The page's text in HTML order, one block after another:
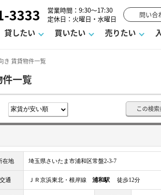
3333
営業時間：9:30～17:30
定休日：火曜日・水曜日
問い合
町名から探す 駐車場を探す
れ よくある質問 不動産用語
貸したい
賃貸Q&A 空室対策 業界
買いたい
購入までの流れ よくある質問
売りたい
借地底地 相続 仲介手数
介と買取の違い 必要な書類
ム 駐車場解約フォーム
知らせ お客様の声 街紹介
スメントに対する基本方針
き 賃貸物件一覧
件一覧
この検
在地 埼玉県さいたま市浦和区常盤2-3-7
交通 ＪＲ京浜東北・根岸線 浦和駅 徒歩12分